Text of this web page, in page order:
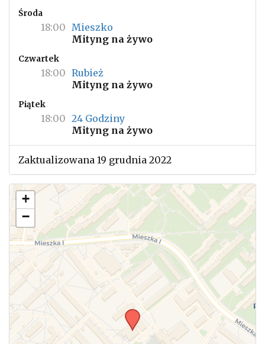
Środa
18:00 Mieszko
Mityng na żywo
Czwartek
18:00 Rubież
Mityng na żywo
Piątek
18:00 24 Godziny
Mityng na żywo
Zaktualizowana 19 grudnia 2022
+
−